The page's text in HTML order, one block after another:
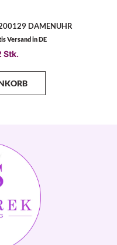
DAMENUHR
Versand in DE
Stk.